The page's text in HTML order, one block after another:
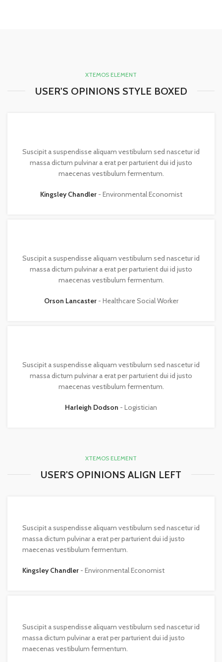
XTEMOS ELEMENT
USER'S OPINIONS STYLE BOXED
Suscipit a suspendisse aliquam vestibulum sed nascetur id
massa dictum pulvinar a erat per parturient dui id justo
maecenas vestibulum fermentum.
Kingsley Chandler Environmental Economist
Suscipit a suspendisse aliquam vestibulum sed nascetur id
massa dictum pulvinar a erat per parturient dui id justo
maecenas vestibulum fermentum.
Orson Lancaster Healthcare Social Worker
Suscipit a suspendisse aliquam vestibulum sed nascetur id
massa dictum pulvinar a erat per parturient dui id justo
maecenas vestibulum fermentum.
Harleigh Dodson Logistician
XTEMOS ELEMENT
USER'S OPINIONS ALIGN LEFT
Suscipit a suspendisse aliquam vestibulum sed nascetur id
massa dictum pulvinar a erat per parturient dui id justo
maecenas vestibulum fermentum.
Kingsley Chandler Environmental Economist
Suscipit a suspendisse aliquam vestibulum sed nascetur id
massa dictum pulvinar a erat per parturient dui id justo
maecenas vestibulum fermentum.